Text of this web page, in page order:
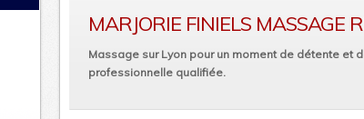
MARJORIE FINIELS MASSAGE
Massage sur Lyon pour un moment de détente et
professionnelle qualifiée.